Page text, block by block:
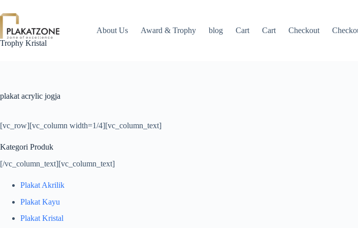
to
content
Trophy Kristal
About Us Award & Trophy blog Cart Cart Checkout
plakat acrylic jogja
[vc_row][vc_column width=1/4][vc_column_text]
Kategori Produk
[/vc_column_text][vc_column_text]
Plakat Akrilik
Plakat Kayu
Plakat Kristal